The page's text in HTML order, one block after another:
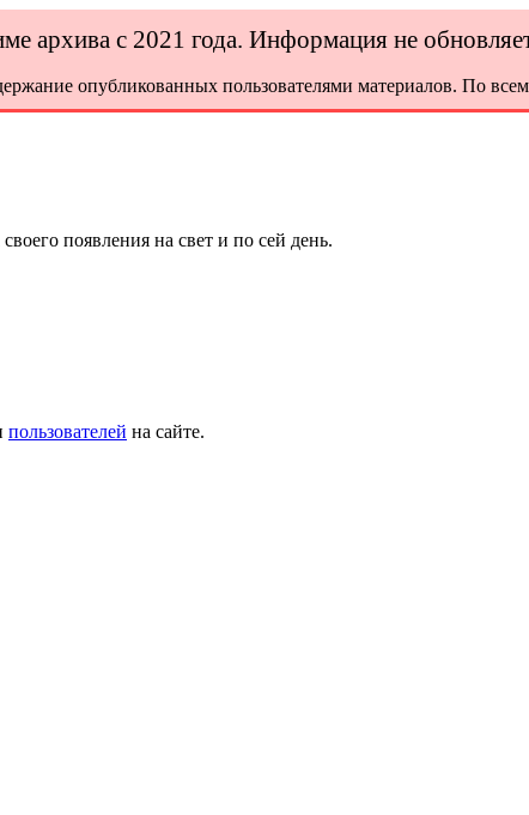
архива с 2021 года. Информация не
опубликованных пользователями материалов. По
появления на свет и по сей день.
пользователей на сайте.